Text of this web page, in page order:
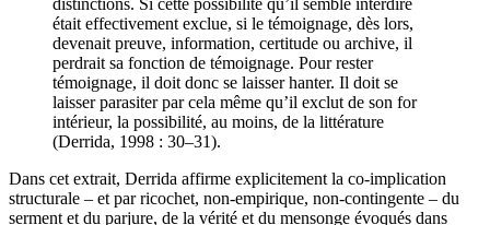
distinctions. Si cette possibilité qu’il semble interdire
était effectivement exclue, si le témoignage, dès lors,
devenait preuve, information, certitude ou archive, il
perdrait sa fonction de témoignage. Pour rester
témoignage, il doit donc se laisser hanter. Il doit se
laisser parasiter par cela même qu’il exclut de son for
intérieur, la possibilité, au moins, de la littérature
Dans cet extrait, Derrida affirme explicitement la co-implication
structurale – et par ricochet, non-empirique, non-contingente – du